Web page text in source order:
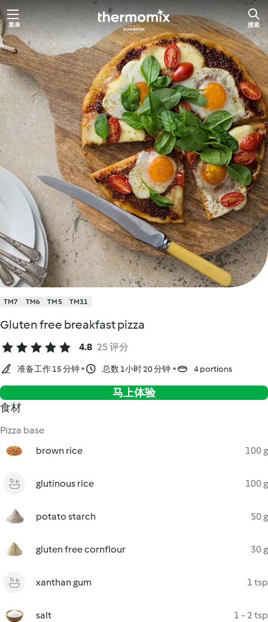
跳
至
主
要
内
容
菜单 搜索
TM7 TM6 TM5 TM31
Gluten free breakfast pizza
4.8 25 评分
准备工作 15 分钟 总数 1小时 20 分钟 4 portions
马上体验
食材
Pizza base
brown rice
100 g
glutinous rice 100 g
potato starch 50 g
gluten free cornflour 30 g
xanthan gum 1 tsp
salt 1 - 2 tsp